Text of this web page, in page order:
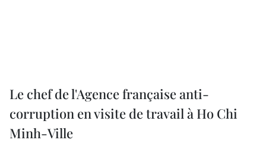
Le chef de l'Agence française anti-
corruption en visite de travail à Ho Chi
Minh-Ville